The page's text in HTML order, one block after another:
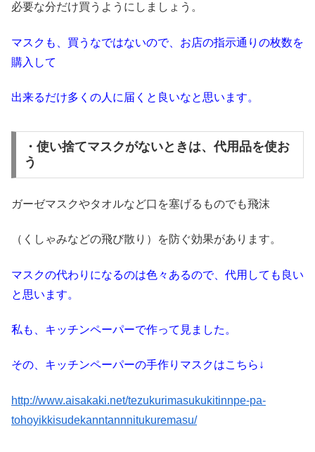
必要な分だけ買うようにしましょう。
マスクも、買うなではないので、お店の指示通りの枚数を
購入して
出来るだけ多くの人に届くと良いなと思います。
・使い捨てマスクがないときは、代用品を使お
う
ガーゼマスクやタオルなど口を塞げるものでも飛沫
（くしゃみなどの飛び散り）を防ぐ効果があります。
マスクの代わりになるのは色々あるので、代用しても良い
と思います。
私も、キッチンペーパーで作って見ました。
その、キッチンペーパーの手作りマスクはこちら↓
http://www.aisakaki.net/tezukurimasukukitinnpe-pa-
tohoyikkisudekanntannnitukuremasu/